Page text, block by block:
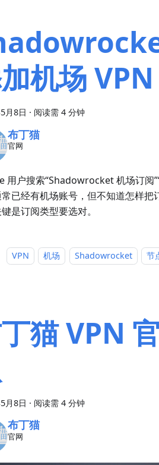
机场
月8日 · 阅读需 4 分钟
布丁猫
官网
用户搜索“Shadowrocket 机场订阅
已经有机场账号，但不知道怎样
是订阅类型要选对。
VPN 机场 Shadowrocket 节
猫 VPN
月8日 · 阅读需 4 分钟
布丁猫
官网